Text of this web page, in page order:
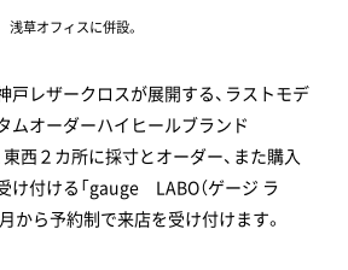
草オフィスに併設。
戸レザークロスが展開する、ラストモデ
ムオーダーハイヒールブランド
東西２カ所に採寸とオーダー、また購入
け付ける「gauge LABO（ゲージ ラ
月から予約制で来店を受け付けます。